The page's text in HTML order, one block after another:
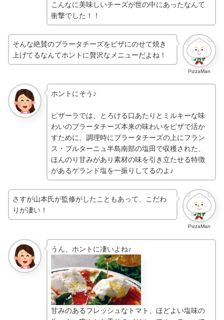
こんなに美味しいチーズが世の中にあったなんて
衝撃でした！！
PizzaMan
そんな絶賛のブラータチーズをピザにのせて焼き
上げてるなんてホントに贅沢なメニューだよね！
ホントにそう♪
ピザーラでは、とろける口あたりとミルキーな味
わいのブラータチーズ本来の味わいをピザで活か
すために、調理時にブラータチーズの上にフラン
ス・ブルターニュ半島南部の塩田で収穫された、
ほんのり甘みがあり素材の味を引き立たせる特徴
があるゲランド塩を一振りしてるのよ♪
PizzaMan
さすが山本氏が監修がしたこともあって、こだわ
りが凄い！
うん、ホントに凄いよね♪
甘みのあるフレッシュなトマト、ほどよい塩味の